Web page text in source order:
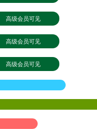
高级会员可见
高级会员可见
高级会员可见